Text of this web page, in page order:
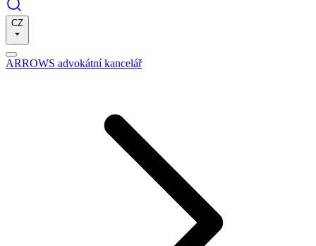
CZ
ARROWS advokátní kancelář